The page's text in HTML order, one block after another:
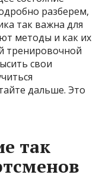
разберем,
так важна для
методы и как их
тренировочной
свои
дальше. Это
так